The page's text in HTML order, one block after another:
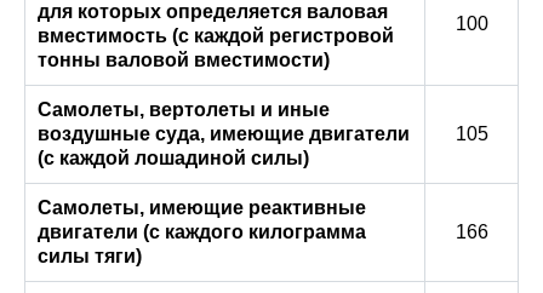
для которых определяется валовая
вместимость (с каждой регистровой
тонны валовой вместимости)
100
Самолеты, вертолеты и иные
воздушные суда, имеющие двигатели
(с каждой лошадиной силы)
105
Самолеты, имеющие реактивные
двигатели (с каждого килограмма
силы тяги)
166